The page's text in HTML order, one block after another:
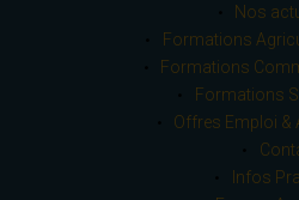
Nos
Formations
Formations
Formations
Offres Emploi &
Infos